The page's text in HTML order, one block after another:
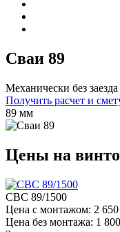
Сваи 89
Механически без
Получить расчет и
89 мм
Цены на
СВС 89/1500
Цена с монтажом: 2
Цена без монтажа: 1